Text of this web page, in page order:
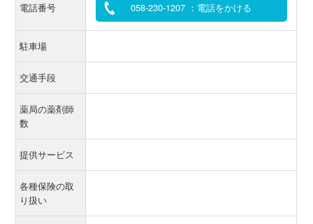
電話番号 058-230-1207 ：電話をかける
駐車場
交通手段
薬局の薬剤師
数
提供サービス
各種保険の取
り扱い